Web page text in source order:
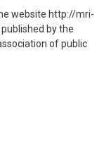
website http://mri-
by the
of public